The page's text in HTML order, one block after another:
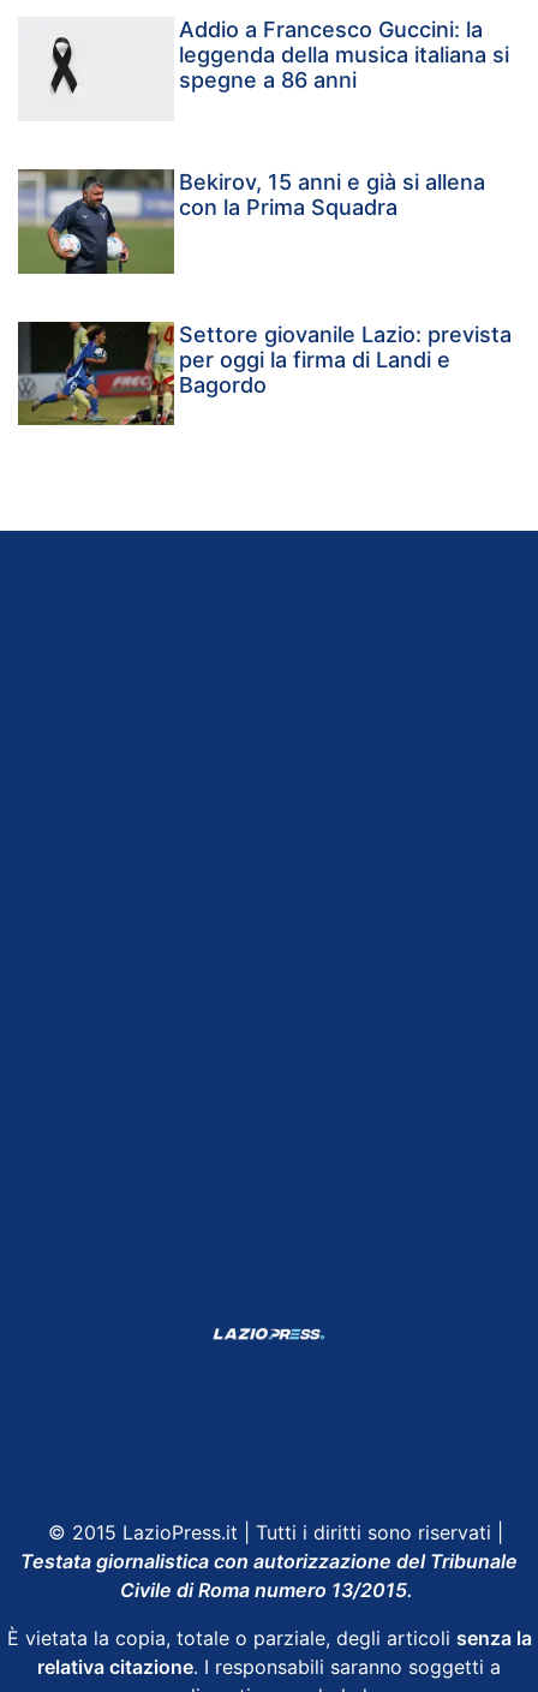
Addio a Francesco Guccini: la
leggenda della musica italiana si
spegne a 86 anni
Bekirov, 15 anni e già si allena
con la Prima Squadra
Settore giovanile Lazio: prevista
per oggi la firma di Landi e
Bagordo
© 2015 LazioPress.it | Tutti i diritti sono riservati |
Testata giornalistica con autorizzazione del Tribunale
Civile di Roma numero 13/2015.
È vietata la copia, totale o parziale, degli articoli senza la
relativa citazione. I responsabili saranno soggetti a